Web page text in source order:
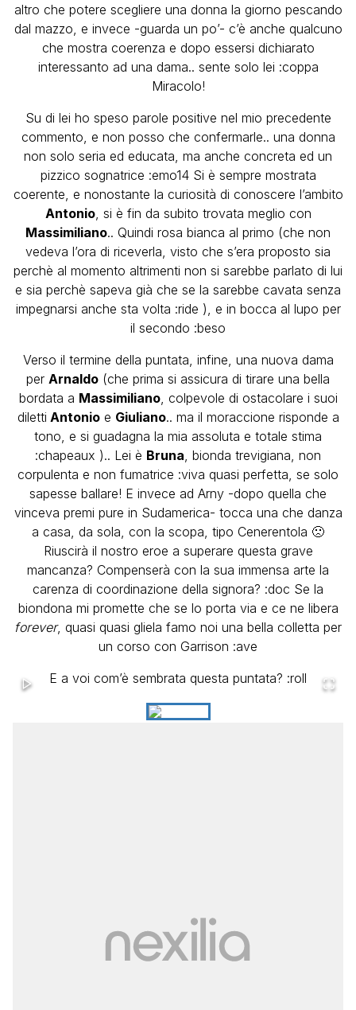
altro che potere scegliere una donna la giorno pescando
dal mazzo, e invece -guarda un po’- c’è anche qualcuno
che mostra coerenza e dopo essersi dichiarato
interessanto ad una dama.. sente solo lei :coppa
Miracolo!
Su di lei ho speso parole positive nel mio precedente
commento, e non posso che confermarle.. una donna
non solo seria ed educata, ma anche concreta ed un
pizzico sognatrice :emo14 Si è sempre mostrata
coerente, e nonostante la curiosità di conoscere l’ambito
Antonio, si è fin da subito trovata meglio con
Massimiliano.. Quindi rosa bianca al primo (che non
vedeva l’ora di riceverla, visto che s’era proposto sia
perchè al momento altrimenti non si sarebbe parlato di lui
e sia perchè sapeva già che se la sarebbe cavata senza
impegnarsi anche sta volta :ride ), e in bocca al lupo per
il secondo :beso
Verso il termine della puntata, infine, una nuova dama
per Arnaldo (che prima si assicura di tirare una bella
bordata a Massimiliano, colpevole di ostacolare i suoi
diletti Antonioe Giuliano.. ma il moraccione risponde a
tono, e si guadagna la mia assoluta e totale stima
:chapeaux ).. Lei è Bruna , bionda trevigiana, non
corpulenta e non fumatrice :viva quasi perfetta, se solo
sapesse ballare! E invece ad Arny -dopo quella che
vinceva premi pure in Sudamerica- tocca una che danza
a casa, da sola, con la scopa, tipo Cenerentola 🙁
Riuscirà il nostro eroe a superare questa grave
mancanza? Compenserà con la sua immensa arte la
carenza di coordinazione della signora? :doc Se la
biondona mi promette che se lo porta via e ce ne libera
forever, quasi quasi gliela famo noi una bella colletta per
un corso con Garrison :ave
E a voi com’è sembrata questa puntata? :roll